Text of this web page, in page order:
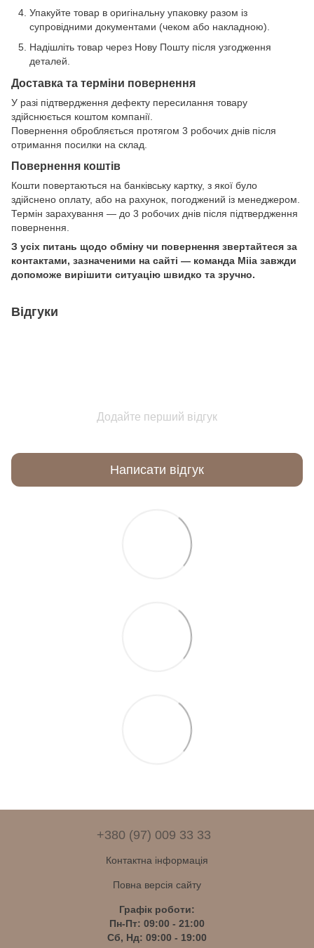
Упакуйте товар в оригінальну упаковку разом із
супровідними документами (чеком або накладною).
Надішліть товар через Нову Пошту після узгодження
деталей.
Доставка та терміни повернення
У разі підтвердження дефекту пересилання товару
здійснюється коштом компанії.
Повернення обробляється протягом 3 робочих днів після
отримання посилки на склад.
Повернення коштів
Кошти повертаються на банківську картку, з якої було
здійснено оплату, або на рахунок, погоджений із менеджером.
Термін зарахування — до 3 робочих днів після підтвердження
повернення.
З усіх питань щодо обміну чи повернення звертайтеся за
контактами, зазначеними на сайті — команда Miia завжди
допоможе вирішити ситуацію швидко та зручно.
Відгуки
Додайте перший відгук
Написати відгук
+380 (97) 009 33 33
Контактна інформація
Повна версія сайту
Графік роботи:
Пн-Пт: 09:00 - 21:00
Сб, Нд: 09:00 - 19:00